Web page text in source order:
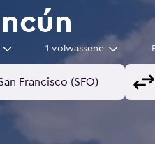
1 volwassene